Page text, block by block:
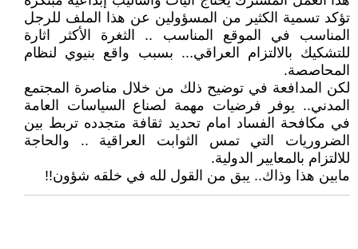
تؤكد تسمية الكثير من المسؤولين عن هذا الملف للرجل
المناسب في الموقع المناسب .. الثغرة الأكثر اثارة
للتشكيك بالالتزام العراقي... بسبب واقع بنيوي لنظام
المحاصصة.
لكن المدافعة في توضيح ذلك من خلال مناصرة المجتمع
المدني.. يوفر فرضيات مهمة لصناع السياسات العامة
في مكافحة الفساد امام تحديد ثقافة متجدده تربط بين
الضروريات التي تمس الثوابت العراقية .. والحاجة
للالتزام بالمعايير الدولية.
مابين هذا وذاك.. يبق من القول لله في خلقه شؤون!!